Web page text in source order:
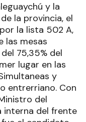
y la
la provincia, el
la lista 502 A,
las mesas
75,35% del
lugar en las
y
entrerriano. Con
del
interna del frente